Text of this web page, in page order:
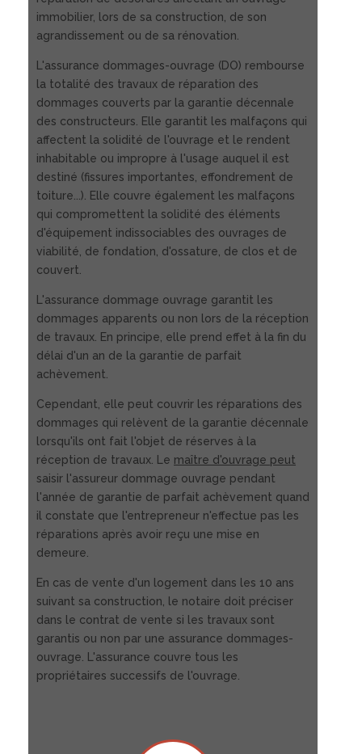
immobilier, lors de sa construction, de son
agrandissement ou de sa rénovation.
L'assurance dommages-ouvrage (DO) rembourse
la totalité des travaux de réparation des
dommages couverts par la garantie décennale
des constructeurs. Elle garantit les malfaçons qui
affectent la solidité de l'ouvrage et le rendent
inhabitable ou impropre à l'usage auquel il est
destiné (fissures importantes, effondrement de
toiture...). Elle couvre également les malfaçons
qui compromettent la solidité des éléments
d'équipement indissociables des ouvrages de
viabilité, de fondation, d'ossature, de clos et de
couvert.
L'assurance dommage ouvrage garantit les
dommages apparents ou non lors de la réception
de travaux. En principe, elle prend effet à la fin du
délai d'un an de la garantie de parfait
achèvement.
Cependant, elle peut couvrir les réparations des
dommages qui relèvent de la garantie décennale
lorsqu'ils ont fait l'objet de réserves à la
réception de travaux. Le maître d'ouvrage peut
saisir l'assureur dommage ouvrage pendant
l'année de garantie de parfait achèvement quand
il constate que l'entrepreneur n'effectue pas les
réparations après avoir reçu une mise en
demeure.
En cas de vente d'un logement dans les 10 ans
suivant sa construction, le notaire doit préciser
dans le contrat de vente si les travaux sont
garantis ou non par une assurance dommages-
ouvrage. L'assurance couvre tous les
propriétaires successifs de l'ouvrage.